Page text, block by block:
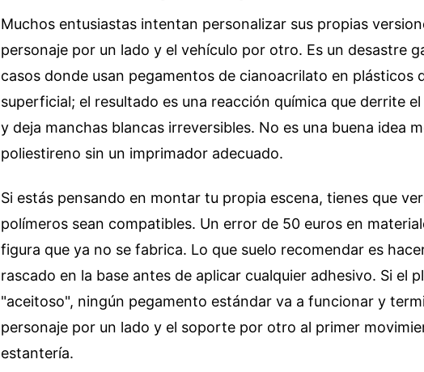
Muchos entusiastas intentan personalizar sus propias
personaje por un lado y el vehículo por otro. Es un desastre
casos donde usan pegamentos de cianoacrilato en plásticos
superficial; el resultado es una reacción química que derrite
y deja manchas blancas irreversibles. No es una buena idea
poliestireno sin un imprimador adecuado.
Si estás pensando en montar tu propia escena, tienes que
polímeros sean compatibles. Un error de 50 euros en
figura que ya no se fabrica. Lo que suelo recomendar es
rascado en la base antes de aplicar cualquier adhesivo. Si el
"aceitoso", ningún pegamento estándar va a funcionar y
personaje por un lado y el soporte por otro al primer
estantería.